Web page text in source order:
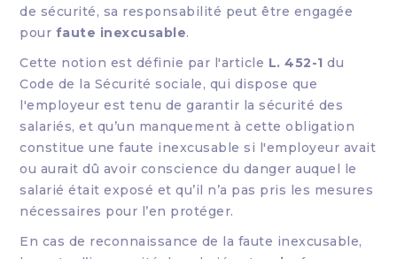
de sécurité, sa responsabilité peut être engagée
pour faute inexcusable.
Cette notion est définie par l'article L. 452-1 du
Code de la Sécurité sociale, qui dispose que
l'employeur est tenu de garantir la sécurité des
salariés, et qu’un manquement à cette obligation
constitue une faute inexcusable si l'employeur avait
ou aurait dû avoir conscience du danger auquel le
salarié était exposé et qu’il n’a pas pris les mesures
nécessaires pour l’en protéger.
En cas de reconnaissance de la faute inexcusable,